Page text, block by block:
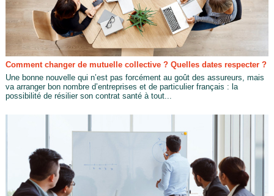
Comment changer de mutuelle collective ? Quelles dates respecter ?
Une bonne nouvelle qui n’est pas forcément au goût des assureurs, mais
va arranger bon nombre d’entreprises et de particulier français : la
possibilité de résilier son contrat santé à tout...